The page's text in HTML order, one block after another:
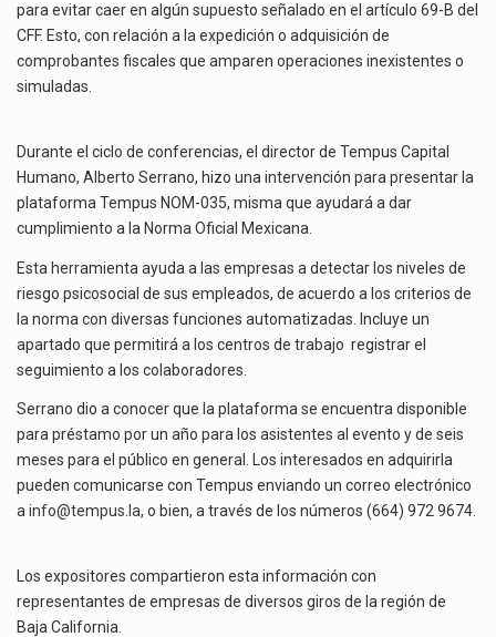
para evitar caer en algún supuesto señalado en el artículo 69-B del
CFF. Esto, con relación a la expedición o adquisición de
comprobantes fiscales que amparen operaciones inexistentes o
simuladas.
Durante el ciclo de conferencias, el director de Tempus Capital
Humano, Alberto Serrano, hizo una intervención para presentar la
plataforma Tempus NOM-035, misma que ayudará a dar
cumplimiento a la Norma Oficial Mexicana.
Esta herramienta ayuda a las empresas a detectar los niveles de
riesgo psicosocial de sus empleados, de acuerdo a los criterios de
la norma con diversas funciones automatizadas. Incluye un
apartado que permitirá a los centros de trabajo registrar el
seguimiento a los colaboradores.
Serrano dio a conocer que la plataforma se encuentra disponible
para préstamo por un año para los asistentes al evento y de seis
meses para el público en general. Los interesados en adquirirla
pueden comunicarse con Tempus enviando un correo electrónico
a info@tempus.la, o bien, a través de los números (664) 972 9674.
Los expositores compartieron esta información con
representantes de empresas de diversos giros de la región de
Baja California.